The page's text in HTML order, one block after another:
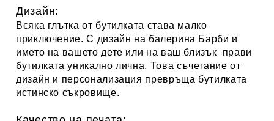
Дизайн:
Всяка глътка от бутилката става малко
приключение. С дизайн на балерина Барби и
името на вашето дете или на ваш близък прави
бутилката уникално лична. Това съчетание от
дизайн и персонализация превръща бутилката
истинско съкровище.